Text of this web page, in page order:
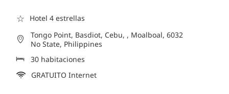
☆
Hotel 4 estrellas
Tongo Point, Basdiot, Cebu, , Moalboal, 6032
No State, Philippines
30 habitaciones
GRATUITO Internet